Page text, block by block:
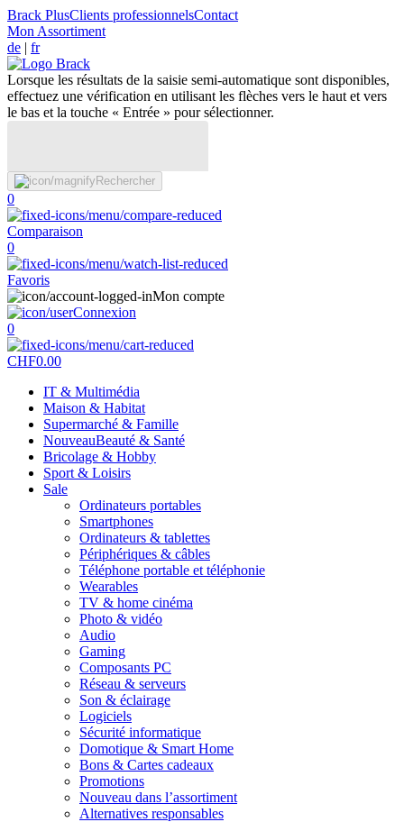
Brack PlusClients professionnelsContact
Mon Assortiment
de | fr
Lorsque les résultats de la saisie semi-automatique sont disponibles,
effectuez une vérification en utilisant les flèches vers le haut et vers
le bas et la touche « Entrée » pour sélectionner.
Rechercher
0
Comparaison
0
Favoris
Mon compte
Connexion
0
CHF0.00
IT & Multimédia
Maison & Habitat
Supermarché & Famille
NouveauBeauté & Santé
Bricolage & Hobby
Sport & Loisirs
Sale
Ordinateurs portables
Smartphones
Ordinateurs & tablettes
Périphériques & câbles
Téléphone portable et téléphonie
Wearables
TV & home cinéma
Photo & vidéo
Audio
Gaming
Composants PC
Réseau & serveurs
Son & éclairage
Logiciels
Sécurité informatique
Domotique & Smart Home
Bons & Cartes cadeaux
Promotions
Nouveau dans l’assortiment
Alternatives responsables